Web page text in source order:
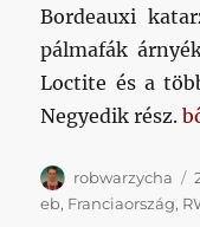
Bordeauxi
pálmafák
Loctite és a
Negyedik rész.
Szerző
robwarzycha
eb, Franciaország,